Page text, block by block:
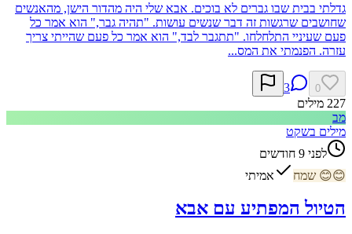
גדלתי בבית שבו גברים לא בוכים. אבא שלי היה מהדור הישן, מהאנשים
שחושבים שרגשות זה דבר שנשים עושות. "תהיה גבר," הוא אמר כל
פעם שעיניי התלחלחו. "תתגבר לבד," הוא אמר כל פעם שהייתי צריך
עזרה. הפנמתי את המס...
0
3
227 מילים
מב
מילים בשקט
לפני 9 חודשים
😊
😊 שמח אמיתי
הטיול המפתיע עם אבא